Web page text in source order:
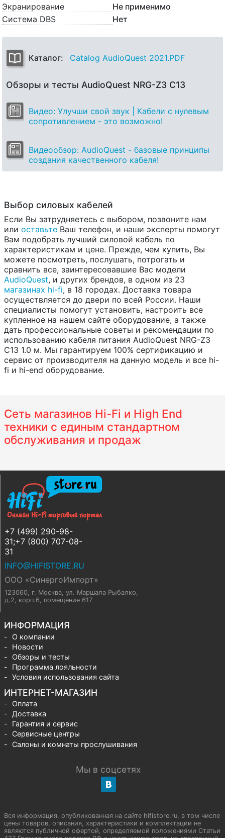
Экранирование
Не применимо
Система DBS
Нет
Каталог: Catalog AudioQuest 2021.PDF
Обзоры и тесты AudioQuest NRG-Z3 C13
Видео: Улучши свой звук | Кабели с нулевым
сопротивлением - это возможно!
Видеообзор: AudioQuest - базовые принципы
создания качественного кабеля!
Выбор силовых кабелей
Если Вы затрудняетесь с выбором, позвоните нам
или оставьте Ваш телефон, и наши эксперты помогут
Вам подобрать лучший силовой кабель по
характеристикам и цене. Прежде, чем купить, Вы
можете посмотреть, послушать, потрогать и
сравнить все, заинтересовавшие Вас модели
AudioQuest, и других брендов, в одном из 23
магазинах hi-fi, в 18 городах. Доставка товара
осуществляется до двери по всей России. Наши
специалисты помогут установить, настроить все
купленное на нашем сайте оборудование, а также
дать профессиональные советы и рекомендации по
использованию кабеля питания AudioQuest NRG-Z3
C13 1.0 м. Мы гарантируем 100% сертификацию и
сервис от производителя на данную модель и все hi-
fi и hi-end оборудование.
Сеть магазинов Hi-Fi и High End
техники с единым стандартном
обслуживания и продаж
+7 (499) 290-98-
31;+7 (800) 707-08-
31
INFO@HIFISTORE.RU
ООО «СинергоИмпорт»
123060, г. Москва, ул. Маршала Рыбалко,
д.2, корп.6, помещение 617
ИНФОРМАЦИЯ
О компании
Новости
Обзоры и тесты
Программа лояльности
Условия использования сайта
ИНТЕРНЕТ-МАГАЗИН
Оплата
Доставка
Гарантия и сервис
Сервисные центры
Салоны и комнаты прослушивания
Мы в соцсетях
Вся информация, опубликованная на сайте hifistore.ru, в том числе
цены товаров, описания, характеристики и комплектации не
являются публичной офертой, определяемой положениями Статьи